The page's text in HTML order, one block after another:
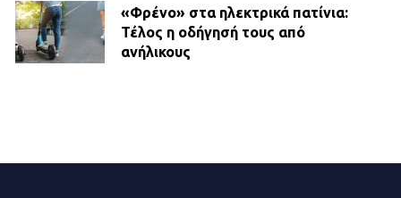
«Φρένο» στα ηλεκτρικά πατίνια:
Τέλος η οδήγησή τους από
ανήλικους